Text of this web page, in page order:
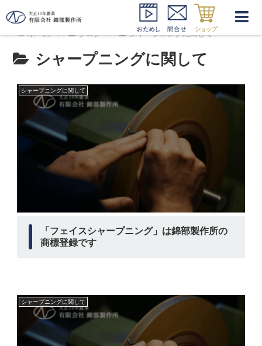
ホーム ブログ シャープニングに関して
シャープニングに関して
シャープニングに関して
「フェイスシャープニング」は錦部製作所の
商標登録です
シャープニングに関して